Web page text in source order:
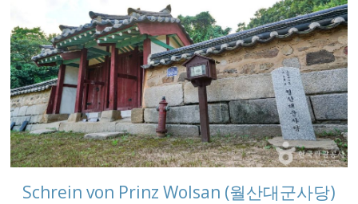
Schrein von Prinz Wolsan (월산대군사당)